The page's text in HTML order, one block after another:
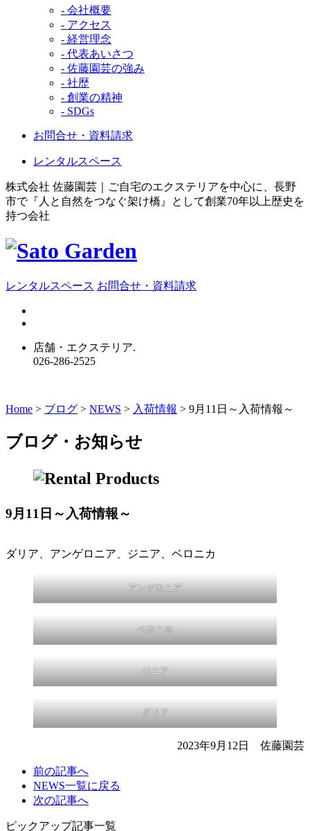
- 会社概要
- アクセス
- 経営理念
- 代表あいさつ
- 佐藤園芸の強み
- 社歴
- 創業の精神
- SDGs
お問合せ・資料請求
レンタルスペース
株式会社 佐藤園芸｜ご自宅のエクステリアを中心に、長野
市で『人と自然をつなぐ架け橋』として創業70年以上歴史を
持つ会社
レンタルスペース お問合せ・資料請求
店舗・エクステリア.
026-286-2525
Home > ブログ > NEWS > 入荷情報 > 9月11日～入荷情報～
ブログ・お知らせ
9月11日～入荷情報～
ダリア、アンゲロニア、ジニア、ベロニカ
アンゲロニア
ベロニカ
ジニア
ダリア
2023年9月12日 佐藤園芸
前の記事へ
NEWS一覧に 戻る
次の記事へ
ピックアップ記事一覧